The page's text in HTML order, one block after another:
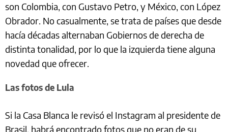
son Colombia, con Gustavo Petro, y México, con López
Obrador. No casualmente, se trata de países que desde
hacía décadas alternaban Gobiernos de derecha de
distinta tonalidad, por lo que la izquierda tiene alguna
novedad que ofrecer.
Las fotos de Lula
Si la Casa Blanca le revisó el Instagram al presidente de
Brasil, habrá encontrado fotos que no eran de su